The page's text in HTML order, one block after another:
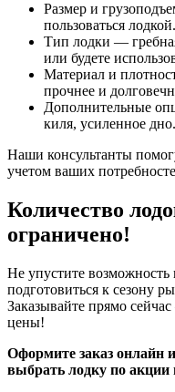
Размер и
пользоваться лодкой.
Тип лодки —
или будете
Материал и
прочнее и
Дополнительные
киля, усиленное дно.
Наши консультанты
учетом ваших
Количество
ограничено!
Не упустите возможность
подготовиться к сезону
Заказывайте прямо
цены!
Оформите заказ онлайн
выбрать лодку по акции